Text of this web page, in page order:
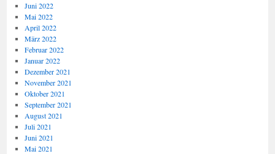
Juni 2022
Mai 2022
April 2022
März 2022
Februar 2022
Januar 2022
Dezember 2021
November 2021
Oktober 2021
September 2021
August 2021
Juli 2021
Juni 2021
Mai 2021